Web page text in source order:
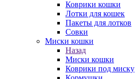
Коврики кошки
Лотки для кошек
Пакеты для лотков
Совки
Миски кошки
Назад
Миски кошки
Коврики под миску